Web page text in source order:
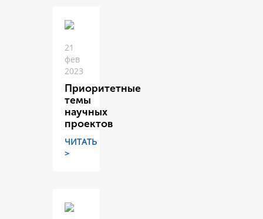
21
фев
2023
Приоритетные
темы
научных
проектов
ЧИТАТЬ
>